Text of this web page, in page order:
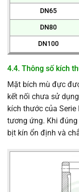
DN65
DN80
DN100
4.4. Thông số kích
Mặt bích mù đực
kết nối chưa sử
kích thước của
tương ứng. Khi
bịt kín ổn định và